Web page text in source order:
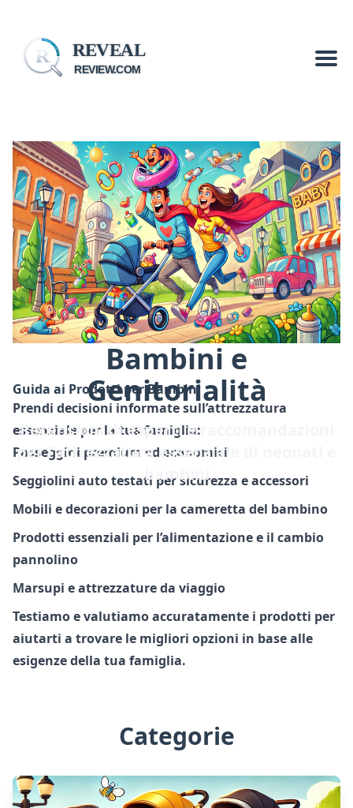
R REVEAL
REVIEW.COM
Bambini e
Genitorialità
Recensioni di esperti e raccomandazioni
per l'attrezzatura essenziale di neonati e
bambini
Guida ai Prodotti per Bambini
Prendi decisioni informate sull’attrezzatura
essenziale per la tua famiglia:
Passeggini premium ed economici
Seggiolini auto testati per sicurezza e accessori
Mobili e decorazioni per la cameretta del bambino
Prodotti essenziali per l’alimentazione e il cambio
pannolino
Marsupi e attrezzature da viaggio
Testiamo e valutiamo accuratamente i prodotti per
aiutarti a trovare le migliori opzioni in base alle
esigenze della tua famiglia.
Categorie